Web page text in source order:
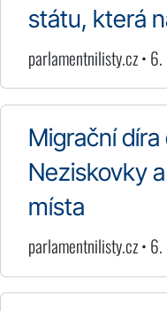
státu, která
parlamentnilisty.cz •
Migrační díra
Neziskovky
místa
parlamentnilisty.cz •